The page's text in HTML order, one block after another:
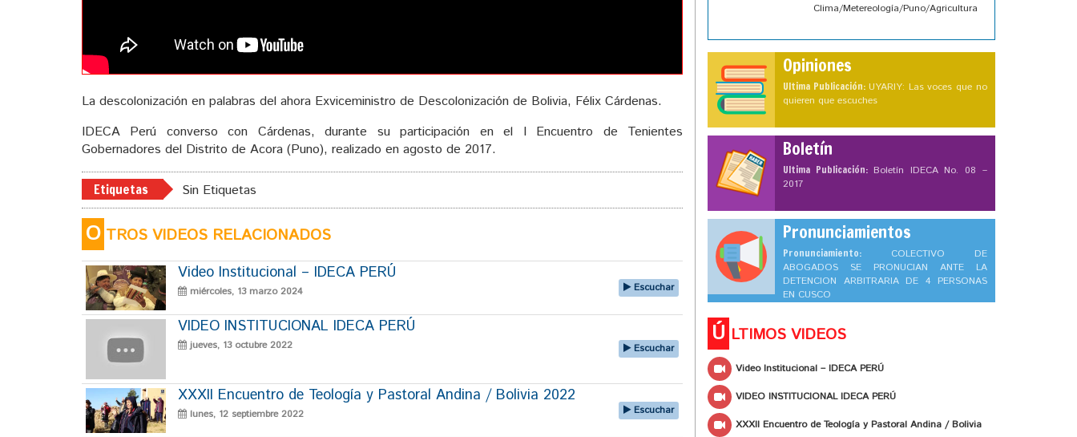
La descolonización en palabras del ahora Exviceministro de Descolonización de Bolivia, Félix Cárdenas.
IDECA Perú converso con Cárdenas, durante su participación en el I Encuentro de Tenientes
Gobernadores del Distrito de Acora (Puno), realizado en agosto de 2017.
Etiquetas Sin Etiquetas
O TROS VIDEOS RELACIONADOS
Video Institucional – IDECA PERÚ
miércoles, 13 marzo 2024 Escuchar
VIDEO INSTITUCIONAL IDECA PERÚ
jueves, 13 octubre 2022 Escuchar
XXXII Encuentro de Teología y Pastoral Andina / Bolivia 2022
lunes, 12 septiembre 2022 Escuchar
Clima/Metereología/Puno/Agricultura
Opiniones
Ultima Publicación: UYARIY: Las voces que no
quieren que escuches
Boletín
Ultima Publicación: Boletín IDECA No. 08 –
2017
Pronunciamientos
Pronunciamiento: COLECTIVO DE
ABOGADOS SE PRONUCIAN ANTE LA
DETENCION ARBITRARIA DE 4 PERSONAS
EN CUSCO
Ú LTIMOS VIDEOS
Video Institucional – IDECA PERÚ
VIDEO INSTITUCIONAL IDECA PERÚ
XXXII Encuentro de Teología y Pastoral Andina / Bolivia